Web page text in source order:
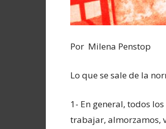
Por Milena Penstop
Lo que se sale de la
1- En general, todos
trabajar, almorzamos,